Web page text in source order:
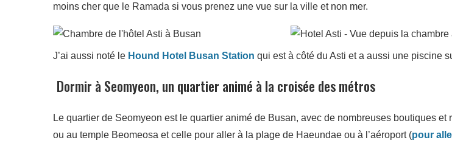
moins cher que le Ramada si vous prenez une vue sur la ville et non mer.
J’ai aussi noté le Hound Hotel Busan Station qui est à côté du Asti et a aussi une piscine
Dormir à Seomyeon, un quartier animé à la croisée des métros
Le quartier de Seomyeon est le quartier animé de Busan, avec de nombreuses boutiques
ou au temple Beomeosa et celle pour aller à la plage de Haeundae ou à l’aéroport (pour